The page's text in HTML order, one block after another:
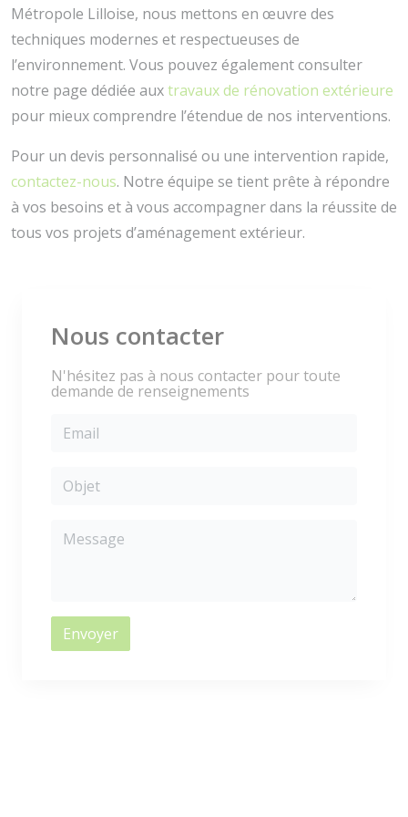
Métropole Lilloise, nous mettons en œuvre des
techniques modernes et respectueuses de
l’environnement. Vous pouvez également consulter
notre page dédiée auxtravaux de rénovation extérieure
pour mieux comprendre l’étendue de nos interventions.
Pour un devis personnalisé ou une intervention rapide,
contactez-nous. Notre équipe se tient prête à répondre
à vos besoins et à vous accompagner dans la réussite de
tous vos projets d’aménagement extérieur.
Nous contacter
N'hésitez pas à nous contacter pour toute
demande de renseignements
Envoyer